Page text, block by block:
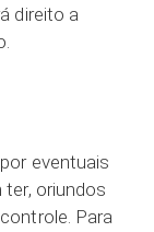
direito a
eventuais
oriundos
Para